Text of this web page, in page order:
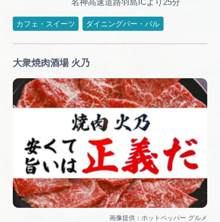
名神高速道路羽島ICより25分
カフェ・スイーツ ダイニングバー・バル
大衆焼肉酒場 火乃